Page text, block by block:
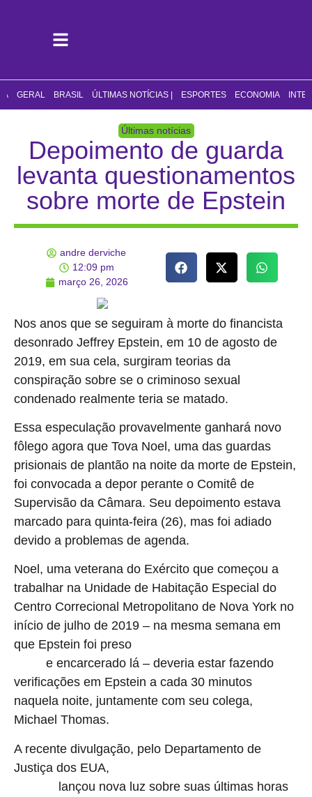
GERAL BRASIL ÚLTIMAS NOTÍCIAS | ESPORTES ECONOMIA
Últimas notícias
Depoimento de guarda
levanta questionamentos
sobre morte de Epstein
andre derviche
12:09 pm
março 26, 2026
Nos anos que se seguiram à morte do financista
desonrado Jeffrey Epstein, em 10 de agosto de
2019, em sua cela, surgiram teorias da
conspiração sobre se o criminoso sexual
condenado realmente teria se matado.
Essa especulação provavelmente ganhará novo
fôlego agora que Tova Noel, uma das guardas
prisionais de plantão na noite da morte de Epstein,
foi convocada a depor perante o Comitê de
Supervisão da Câmara. Seu depoimento estava
marcado para quinta-feira (26), mas foi adiado
devido a problemas de agenda.
Noel, uma veterana do Exército que começou a
trabalhar na Unidade de Habitação Especial do
Centro Correcional Metropolitano de Nova York no
início de julho de 2019 – na mesma semana em
que Epstein foi preso
e encarcerado lá – deveria estar fazendo
verificações em Epstein a cada 30 minutos
naquela noite, juntamente com seu colega,
Michael Thomas.
A recente divulgação, pelo Departamento de
Justiça dos EUA,
lançou nova luz sobre suas últimas horas